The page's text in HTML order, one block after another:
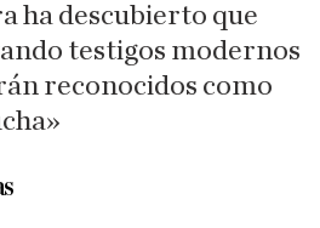
ha descubierto que
testigos modernos
reconocidos como